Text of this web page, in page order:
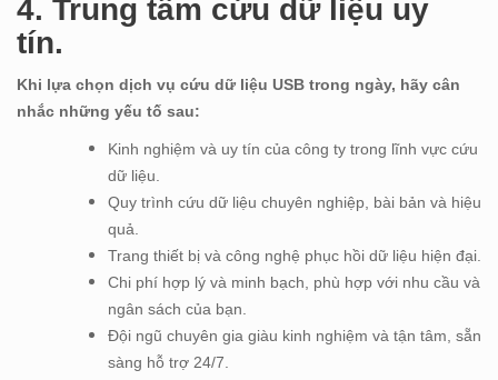
4. Trung tâm cứu dữ liệu uy
tín.
Khi lựa chọn dịch vụ cứu dữ liệu USB trong ngày, hãy cân
nhắc những yếu tố sau:
Kinh nghiệm và uy tín của công ty trong lĩnh vực cứu
dữ liệu.
Quy trình cứu dữ liệu chuyên nghiệp, bài bản và hiệu
quả.
Trang thiết bị và công nghệ phục hồi dữ liệu hiện đại.
Chi phí hợp lý và minh bạch, phù hợp với nhu cầu và
ngân sách của bạn.
Đội ngũ chuyên gia giàu kinh nghiệm và tận tâm, sẵn
sàng hỗ trợ 24/7.